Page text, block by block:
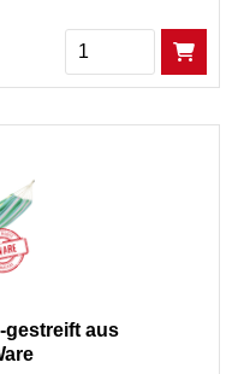
Menge
gestreift aus